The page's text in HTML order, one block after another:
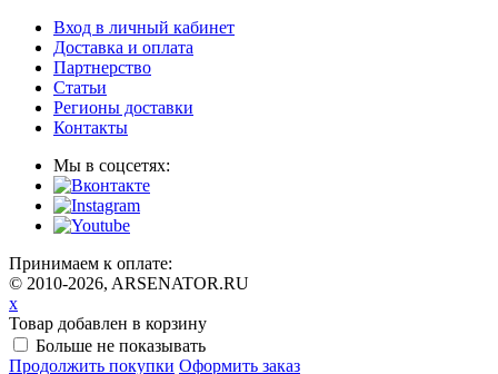
Вход в личный кабинет
Доставка и оплата
Партнерство
Статьи
Регионы доставки
Контакты
Мы в соцсетях:
Принимаем к оплате:
© 2010-2026, ARSENATOR.RU
x
Товар добавлен в корзину
Больше не показывать
Продолжить покупки Оформить заказ